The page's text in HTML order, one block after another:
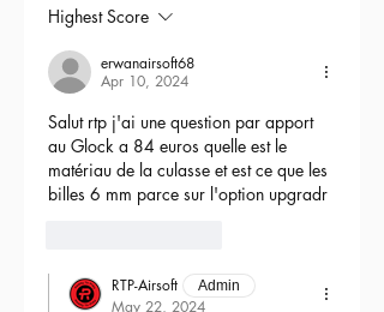
Highest Score
erwanairsoft68
Apr 10, 2024
Salut rtp j'ai une question par apport
au Glock a 84 euros quelle est le
matériau de la culasse et est ce que les
billes 6 mm parce sur l'option upgradr
RTP-Airsoft Admin
May 22, 2024